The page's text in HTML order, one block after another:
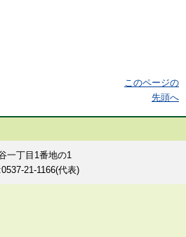
このページの
先頭へ
一丁目1番地の1
21-1166(代表)